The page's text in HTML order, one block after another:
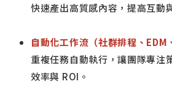
快速產出高質感內容，提高互動
自動化工作流（社群排程、EDM
重複任務自動執行，讓團隊專注
效率與 ROI。